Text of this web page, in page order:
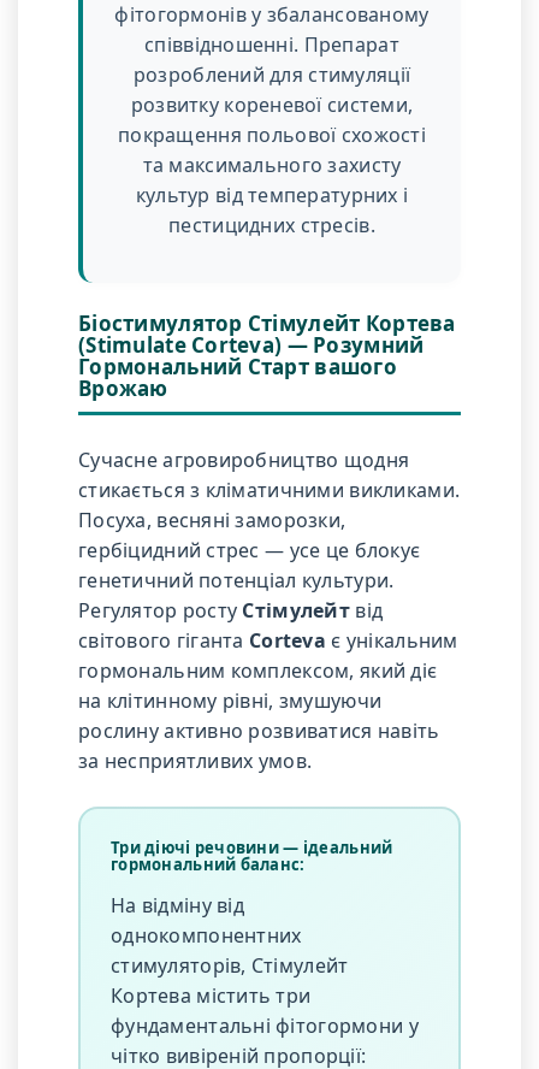
фітогормонів у збалансованому
співвідношенні. Препарат
розроблений для стимуляції
розвитку кореневої системи,
покращення польової схожості
та максимального захисту
культур від температурних і
пестицидних стресів.
Біостимулятор Стімулейт Кортева
(Stimulate Corteva) — Розумний
Гормональний Старт вашого
Врожаю
Сучасне агровиробництво щодня
стикається з кліматичними викликами.
Посуха, весняні заморозки,
гербіцидний стрес — усе це блокує
генетичний потенціал культури.
Регулятор росту Стімулейт від
світового гіганта Corteva є унікальним
гормональним комплексом, який діє
на клітинному рівні, змушуючи
рослину активно розвиватися навіть
за несприятливих умов.
Три діючі речовини — ідеальний
гормональний баланс:
На відміну від
однокомпонентних
стимуляторів, Стімулейт
Кортева містить три
фундаментальні фітогормони у
чітко вивіреній пропорції: